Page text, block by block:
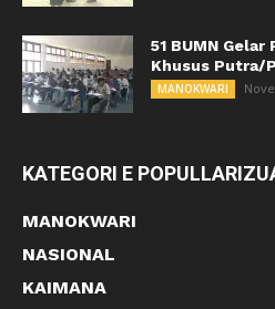
51 BUMN
Khusus Putra/
MANOKWARI
KATEGORI E
MANOKWARI
NASIONAL
KAIMANA